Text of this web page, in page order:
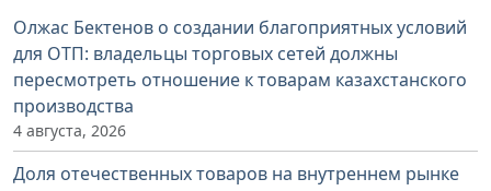
Олжас Бектенов о создании благоприятных условий
для ОТП: владельцы торговых сетей должны
пересмотреть отношение к товарам казахстанского
производства
4 августа, 2026
Доля отечественных товаров на внутреннем рынке